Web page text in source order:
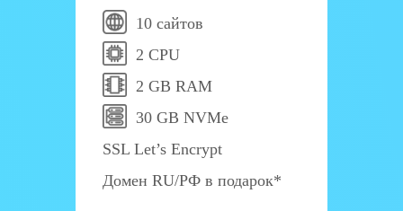
10 сайтов
2 CPU
2 GB RAM
30 GB NVMe
SSL Let’s Encrypt
Домен RU/РФ в подарок*